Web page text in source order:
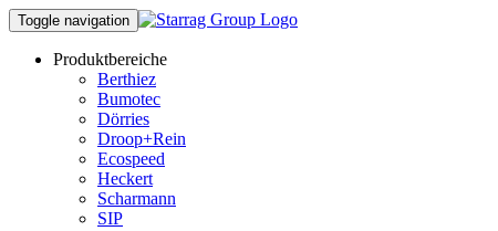
Toggle navigation
Produktbereiche
Berthiez
Bumotec
Dörries
Droop+Rein
Ecospeed
Heckert
Scharmann
SIP